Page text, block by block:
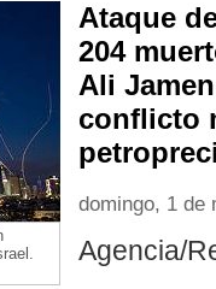
Ataque
204
Ali
conflicto
domingo, 1 de
Agencia/